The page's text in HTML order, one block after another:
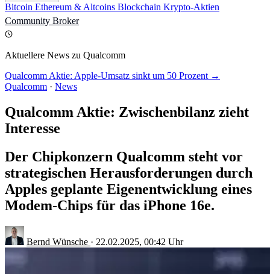
Bitcoin Ethereum & Altcoins Blockchain Krypto-Aktien
Community Broker
Aktuellere News zu Qualcomm
Qualcomm Aktie: Apple-Umsatz sinkt um 50 Prozent →
Qualcomm · News
Qualcomm Aktie: Zwischenbilanz zieht
Interesse
Der Chipkonzern Qualcomm steht vor
strategischen Herausforderungen durch
Apples geplante Eigenentwicklung eines
Modem-Chips für das iPhone 16e.
Bernd Wünsche · 22.02.2025, 00:42 Uhr